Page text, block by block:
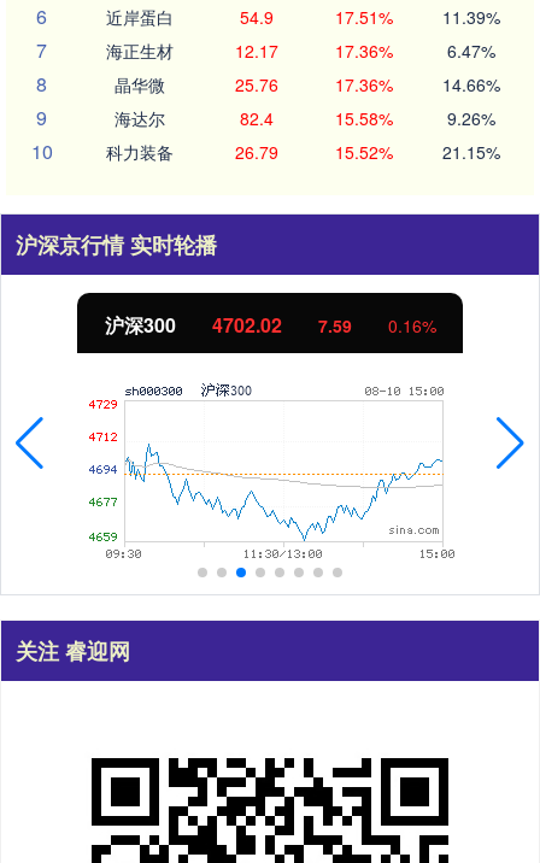
6 近岸蛋白 54.9 17.51% 11.39%
7 海正生材 12.17 17.36% 6.47%
8 晶华微 25.76 17.36% 14.66%
9 海达尔 82.4 15.58% 9.26%
10 科力装备 26.79 15.52% 21.15%
沪深京行情 实时轮播
北证50 1122.88 -11.37 -1.00%
关注 睿迎网